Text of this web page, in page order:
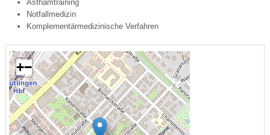
Asthamtraining
Notfallmedizin
Komplementärmedizinische Verfahren
+−